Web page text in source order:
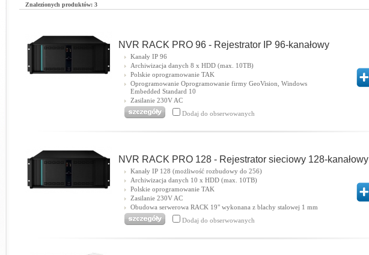
Znalezionych produktów: 3
NVR RACK PRO 96 - Rejestrator IP 96-kanałowy
Kanały IP 96
Archiwizacja danych 8 x HDD (max. 10TB)
Polskie oprogramowanie TAK
Oprogramowanie Oprogramowanie firmy GeoVision, Windows
Embedded Standard 10
Zasilanie 230V AC
Dodaj do obserwowanych
NVR RACK PRO 128 - Rejestrator sieciowy 128-kanałowy
Kanały IP 128 (możliwość rozbudowy do 256)
Archiwizacja danych 10 x HDD (max. 10TB)
Polskie oprogramowanie TAK
Zasilanie 230V AC
Obudowa serwerowa RACK 19" wykonana z blachy stalowej 1 mm
Dodaj do obserwowanych